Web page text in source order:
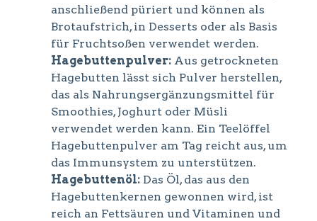
anschließend püriert und können als
Brotaufstrich, in Desserts oder als Basis
für Fruchtsoßen verwendet werden.
Hagebuttenpulver: Aus getrockneten
Hagebutten lässt sich Pulver herstellen,
das als Nahrungsergänzungsmittel für
Smoothies, Joghurt oder Müsli
verwendet werden kann. Ein Teelöffel
Hagebuttenpulver am Tag reicht aus, um
das Immunsystem zu unterstützen.
Hagebuttenöl: Das Öl, das aus den
Hagebuttenkernen gewonnen wird, ist
reich an Fettsäuren und Vitaminen und